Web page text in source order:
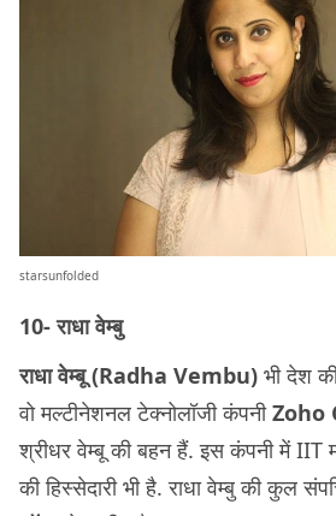
starsunfolded
10- राधा वेम्बु
राधा वेम्बू (Radha Vembu) भी देश
वो मल्टीनेशनल टेक्नोलॉजी कंपनीZoho
श्रीधर वेम्बू की बहन हैं. इस कंपनी में IIT
की हिस्सेदारी भी है. राधा वेम्बु की कुल